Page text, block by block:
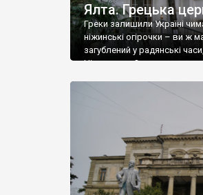
Ялта. Грецька
Греки залишили Україні
ніжинські огірочки – ви ж
загублений у радянські
Ніжин греки?